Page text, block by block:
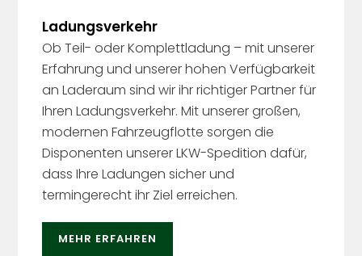
Ladungsverkehr
Ob Teil- oder Komplettladung – mit unserer
Erfahrung und unserer hohen Verfügbarkeit
an Laderaum sind wir ihr richtiger Partner für
Ihren Ladungsverkehr. Mit unserer großen,
modernen Fahrzeugflotte sorgen die
Disponenten unserer LKW-Spedition dafür,
dass Ihre Ladungen sicher und
termingerecht ihr Ziel erreichen.
MEHR ERFAHREN